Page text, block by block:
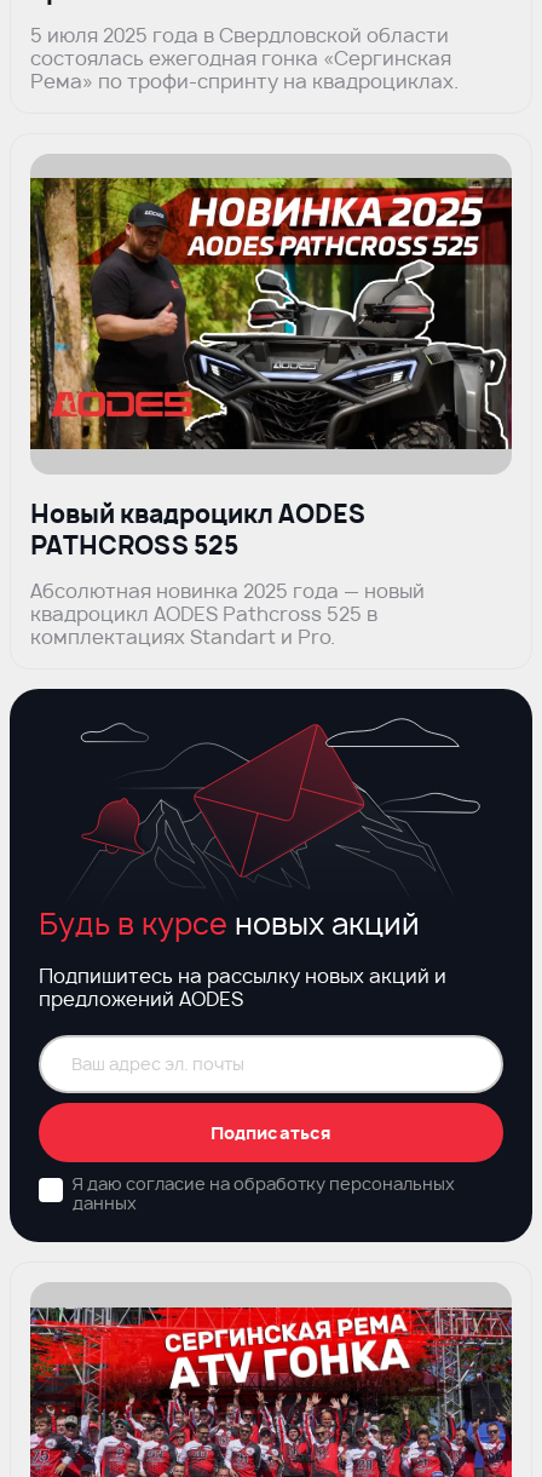
5 июля 2025 года в Свердловской области
состоялась ежегодная гонка «Сергинская
Рема» по трофи-спринту на квадроциклах.
Новый квадроцикл AODES
PATHCROSS 525
Абсолютная новинка 2025 года — новый
квадроцикл AODES Pathcross 525 в
комплектациях Standart и Pro.
Будь в курсе новых акций
Подпишитесь на рассылку новых акций и
предложений AODES
Подписаться
Я даю согласие на обработку персональных
данных